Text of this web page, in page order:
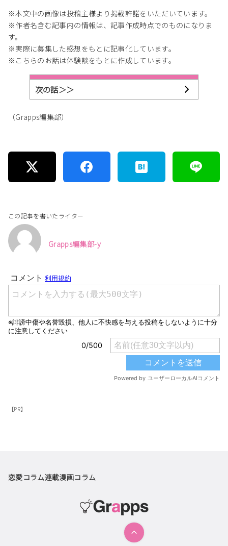
※本文中の画像は投稿主様より掲載許諾をいただいています。
※作者名含む記事内の情報は、記事作成時点でのものになりま
す。
※実際に募集した感想をもとに記事化しています。
※こちらのお話は体験談をもとに作成しています。
次の話＞＞
（Grapps編集部）
この記事を書いたライター
Grapps編集部-y
【PR】
恋愛コラム連載漫画コラム